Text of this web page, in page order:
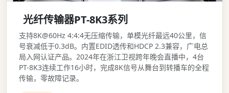
光纤传输器PT-8K3系列
支持8K@60Hz 4:4:4无压缩传输，单模光纤最远40公里，信
号衰减低于0.3dB。内置EDID透传和HDCP 2.3兼容，广电总
局入网认证产品。2024年在浙江卫视跨年晚会直播中，4台
PT-8K3连续工作16小时，完成8K信号从舞台到转播车的全程
传输，零故障记录。